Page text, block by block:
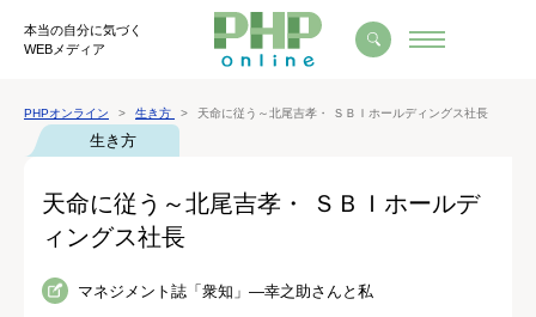
本当の自分に気づく
WEBメディア
PHPオンライン 生き方 天命に従う～北尾吉孝・ ＳＢＩホールディングス社長
生き方
天命に従う～北尾吉孝・ ＳＢＩホールデ
ィングス社長
マネジメント誌「衆知」―幸之助さんと私